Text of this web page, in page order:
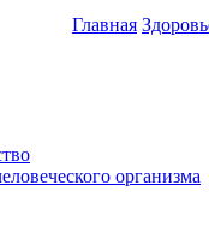
Главная
организма